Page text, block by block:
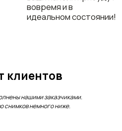
клиентов
нашими заказчиками.
снимков немного ниже.